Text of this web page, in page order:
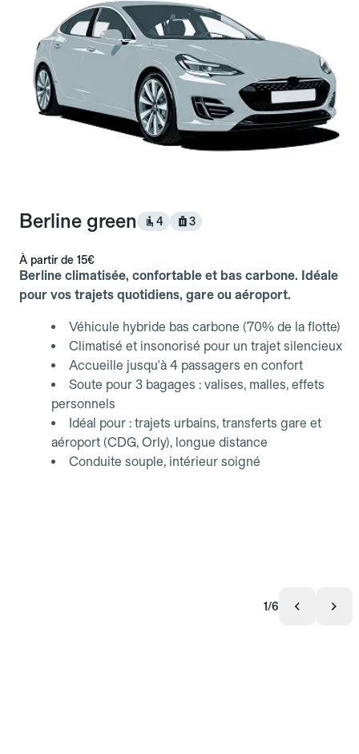
Berline green 4 3
À partir de 15€
Berline climatisée, confortable et bas carbone. Idéale
pour vos trajets quotidiens, gare ou aéroport.
Véhicule hybride bas carbone (70% de la flotte)
Climatisé et insonorisé pour un trajet silencieux
Accueille jusqu'à 4 passagers en confort
Soute pour 3 bagages : valises, malles, effets
personnels
Idéal pour : trajets urbains, transferts gare et
aéroport (CDG, Orly), longue distance
Conduite souple, intérieur soigné
1/6